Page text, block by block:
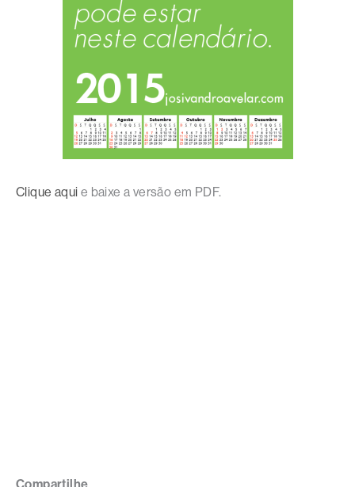
Clique aqui e baixe a versão em PDF.